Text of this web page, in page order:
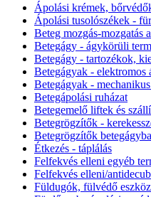
Ápolási krémek,
Ápolási tusolószékek -
Beteg mozgás-mozgatás
Betegágy - ágykörüli
Betegágy - tartozékok,
Betegágyak - elektromos
Betegágyak -
Betegápolási ruházat
Betegemelő liftek és
Betegrögzítők -
Betegrögzítők betegágyba
Étkezés - táplálás
Felfekvés elleni egyéb
Felfekvés elleni/
Füldugók, fülvédő